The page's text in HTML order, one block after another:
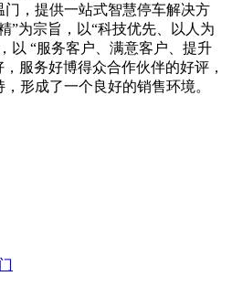
，提供一站式智慧停车解决方
”为宗旨，以“科技优先、以人为
以 “服务客户、满意客户、提升
服务好博得众合作伙伴的好评，
形成了一个良好的销售环境。